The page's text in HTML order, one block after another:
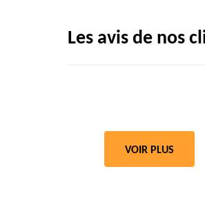
Les avis de nos
VOIR PLUS